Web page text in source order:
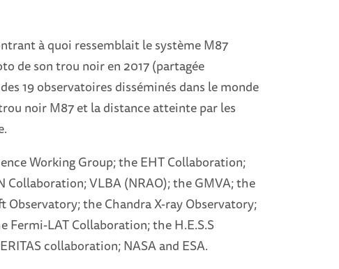
à quoi ressemblait le système M87
de son trou noir en 2017 (partagée
19 observatoires disséminés dans le monde
noir M87 et la distance atteinte par les
Working Group; the EHT Collaboration;
Collaboration; VLBA (NRAO); the GMVA; the
Observatory; the Chandra X-ray Observatory;
Fermi-LAT Collaboration; the H.E.S.S
collaboration; NASA and ESA.